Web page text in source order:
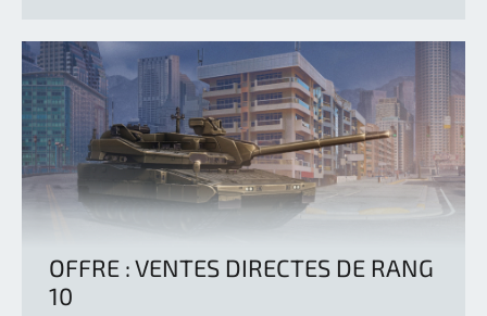
OFFRE : VENTES DIRECTES DE RANG
10